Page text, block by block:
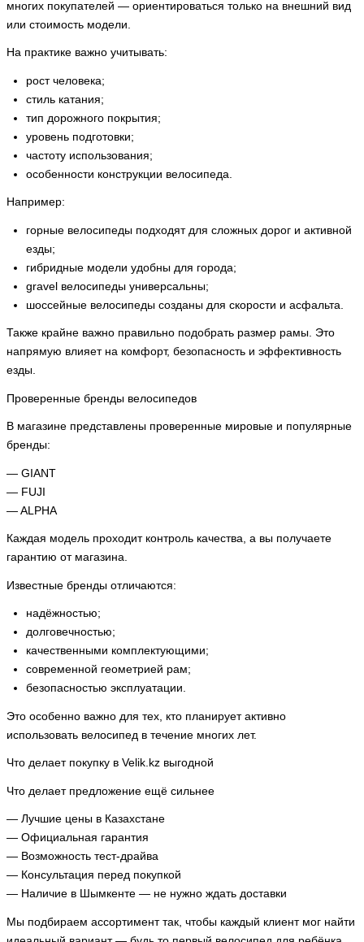
многих покупателей — ориентироваться только на внешний вид
или стоимость модели.
На практике важно учитывать:
рост человека;
стиль катания;
тип дорожного покрытия;
уровень подготовки;
частоту использования;
особенности конструкции велосипеда.
Например:
горные велосипеды подходят для сложных дорог и активной
езды;
гибридные модели удобны для города;
gravel велосипеды универсальны;
шоссейные велосипеды созданы для скорости и асфальта.
Также крайне важно правильно подобрать размер рамы. Это
напрямую влияет на комфорт, безопасность и эффективность
езды.
Проверенные бренды велосипедов
В магазине представлены проверенные мировые и популярные
бренды:
— GIANT
— FUJI
— ALPHA
Каждая модель проходит контроль качества, а вы получаете
гарантию от магазина.
Известные бренды отличаются:
надёжностью;
долговечностью;
качественными комплектующими;
современной геометрией рам;
безопасностью эксплуатации.
Это особенно важно для тех, кто планирует активно
использовать велосипед в течение многих лет.
Что делает покупку в Velik.kz выгодной
Что делает предложение ещё сильнее
— Лучшие цены в Казахстане
— Официальная гарантия
— Возможность тест-драйва
— Консультация перед покупкой
— Наличие в Шымкенте — не нужно ждать доставки
Мы подбираем ассортимент так, чтобы каждый клиент мог найти